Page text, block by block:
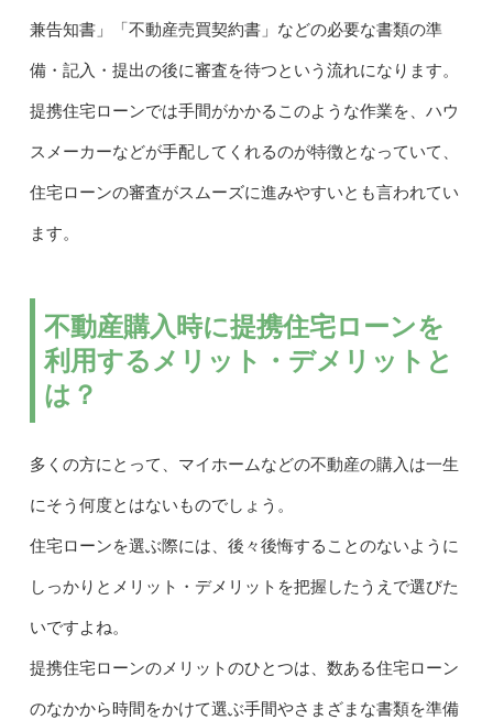
兼告知書」「不動産売買契約書」などの必要な書類の準
備・記入・提出の後に審査を待つという流れになります。
提携住宅ローンでは手間がかかるこのような作業を、ハウ
スメーカーなどが手配してくれるのが特徴となっていて、
住宅ローンの審査がスムーズに進みやすいとも言われてい
ます。
不動産購入時に提携住宅ローンを
利用するメリット・デメリットと
は？
多くの方にとって、マイホームなどの不動産の購入は一生
にそう何度とはないものでしょう。
住宅ローンを選ぶ際には、後々後悔することのないように
しっかりとメリット・デメリットを把握したうえで選びた
いですよね。
提携住宅ローンのメリットのひとつは、数ある住宅ローン
のなかから時間をかけて選ぶ手間やさまざまな書類を準備